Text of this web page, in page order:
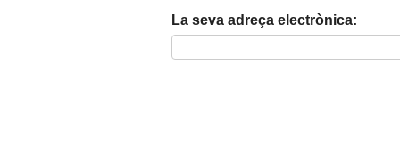
La seva adreça electrònica: